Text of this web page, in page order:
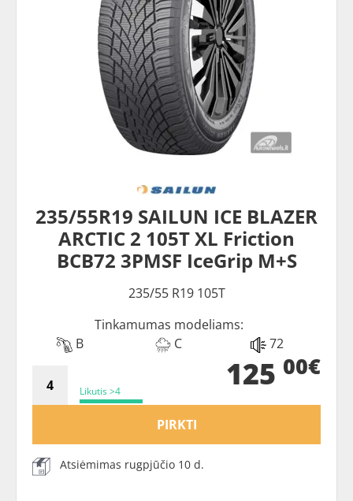
235/55R19 SAILUN ICE BLAZER
ARCTIC 2 105T XL Friction
BCB72 3PMSF IceGrip M+S
235/55 R19 105T
Tinkamumas modeliams:
B
C 72
Likutis >4 125 00€
PIRKTI
Atsiėmimas rugpjūčio 10 d.